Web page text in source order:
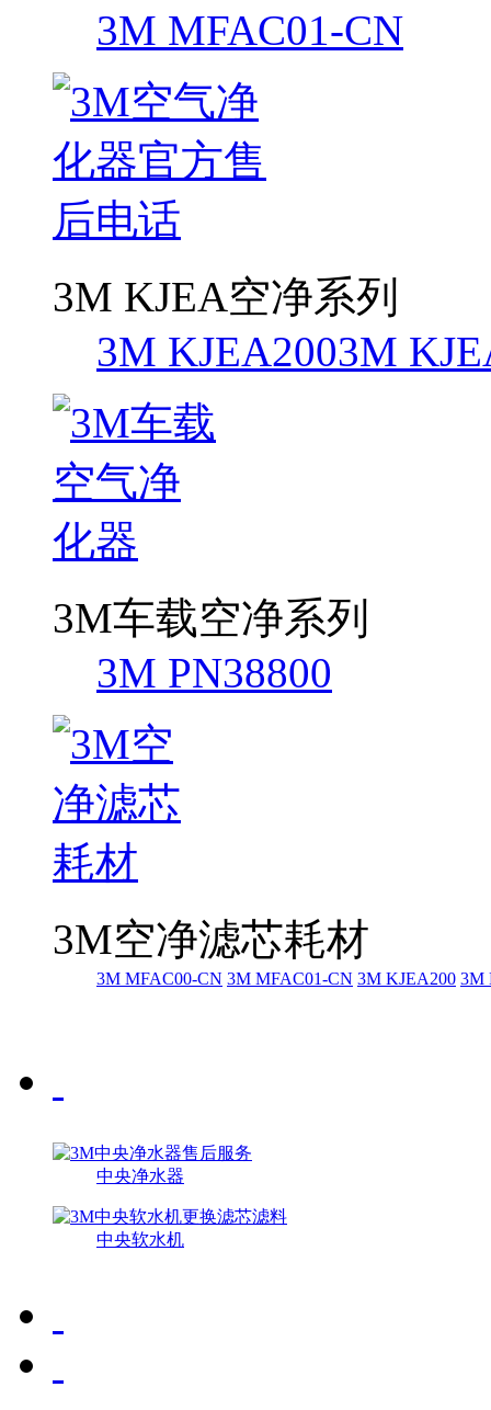
3M MFAC01-CN
3M KJEA空净系列
3M KJEA2003M
3M车载空净系列
3M PN38800
3M空净滤芯耗材
3M MFAC00-CN 3M MFAC01-CN 3M KJEA200 3M
中央净水器
中央软水机